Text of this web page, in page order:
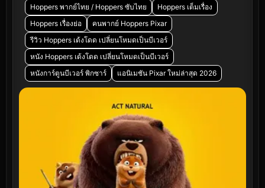
Hoppers พากย์ไทย / Hoppers ซับไทย
Hoppers เต็มเรื่อง
Hoppers เรื่องย่อ
คนพากย์ Hoppers Pixar
รีวิว Hoppers เด้งโดด เปลี่ยนโหมดเป็นบีเวอร์
หนัง Hoppers เด้งโดด เปลี่ยนโหมดเป็นบีเวอร์
หนังการ์ตูนบีเวอร์ พิกซาร์
แอนิเมชัน Pixar ใหม่ล่าสุด 2026